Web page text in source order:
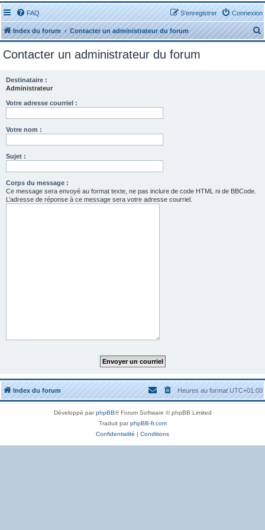
FAQ Connexion
S’enregistrer
Index du forum Contacter un administrateur du forum
e
Contacter un administrateur du forum
Destinataire :
Administrateur
Votre adresse courriel :
Votre nom :
Sujet :
Corps du message :
Ce message sera envoyé au format texte, ne pas inclure de code HTML ni de BBCode.
L’adresse de réponse à ce message sera votre adresse courriel.
Index du forum Heures au formatUTC+01:00
Développé parphpBB® Forum Software © phpBB Limited
Traduit parphpBB-fr.com
Confidentialité | Conditions